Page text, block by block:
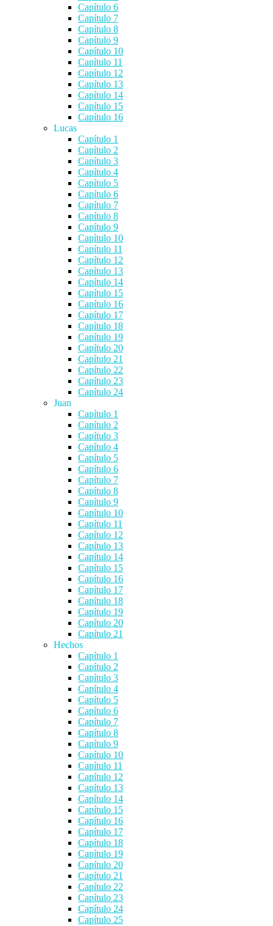
Capítulo 6
Capítulo 7
Capítulo 8
Capítulo 9
Capítulo 10
Capítulo 11
Capítulo 12
Capítulo 13
Capítulo 14
Capítulo 15
Capítulo 16
Lucas
Capítulo 1
Capítulo 2
Capítulo 3
Capítulo 4
Capítulo 5
Capítulo 6
Capítulo 7
Capítulo 8
Capítulo 9
Capítulo 10
Capítulo 11
Capítulo 12
Capítulo 13
Capítulo 14
Capítulo 15
Capítulo 16
Capítulo 17
Capítulo 18
Capítulo 19
Capítulo 20
Capítulo 21
Capítulo 22
Capítulo 23
Capítulo 24
Juan
Capítulo 1
Capítulo 2
Capítulo 3
Capítulo 4
Capítulo 5
Capítulo 6
Capítulo 7
Capítulo 8
Capítulo 9
Capítulo 10
Capítulo 11
Capítulo 12
Capítulo 13
Capítulo 14
Capítulo 15
Capítulo 16
Capítulo 17
Capítulo 18
Capítulo 19
Capítulo 20
Capítulo 21
Hechos
Capítulo 1
Capítulo 2
Capítulo 3
Capítulo 4
Capítulo 5
Capítulo 6
Capítulo 7
Capítulo 8
Capítulo 9
Capítulo 10
Capítulo 11
Capítulo 12
Capítulo 13
Capítulo 14
Capítulo 15
Capítulo 16
Capítulo 17
Capítulo 18
Capítulo 19
Capítulo 20
Capítulo 21
Capítulo 22
Capítulo 23
Capítulo 24
Capítulo 25